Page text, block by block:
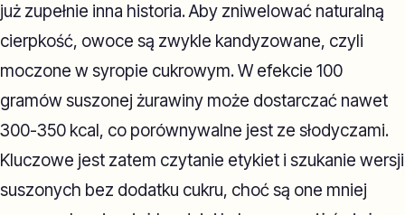
już zupełnie inna historia. Aby zniwelować naturalną
cierpkość, owoce są zwykle kandyzowane, czyli
moczone w syropie cukrowym. W efekcie 100
gramów suszonej żurawiny może dostarczać nawet
300-350 kcal, co porównywalne jest ze słodyczami.
Kluczowe jest zatem czytanie etykiet i szukanie wersji
suszonych bez dodatku cukru, choć są one mniej